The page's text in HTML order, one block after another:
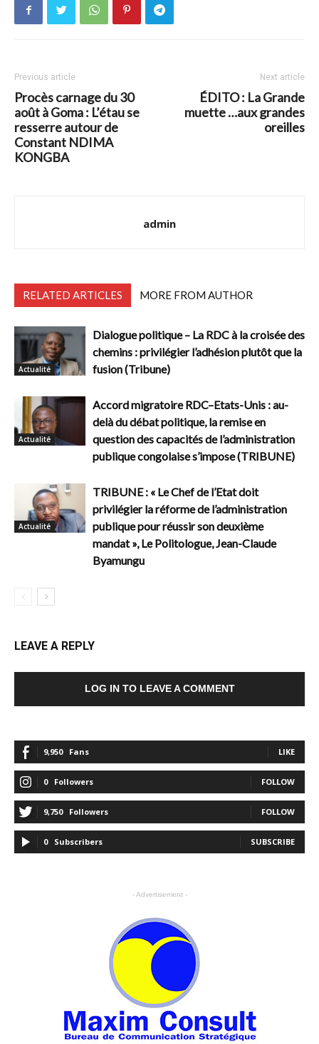
Previous article
Procès carnage du 30
août à Goma : L’étau se
resserre autour de
Constant NDIMA
KONGBA
Next article
ÉDITO : La Grande
muette …aux grandes
oreilles
admin
RELATED ARTICLES MORE FROM AUTHOR
Actualité
Dialogue politique – La RDC à la croisée des
chemins : privilégier l’adhésion plutôt que la
fusion (Tribune)
Actualité
Accord migratoire RDC–Etats-Unis : au-
delà du débat politique, la remise en
question des capacités de l’administration
publique congolaise s’impose (TRIBUNE)
Actualité
TRIBUNE : « Le Chef de l’Etat doit
privilégier la réforme de l’administration
publique pour réussir son deuxième
mandat », Le Politologue, Jean-Claude
Byamungu
LEAVE A REPLY
LOG IN TO LEAVE A COMMENT
9,950 Fans LIKE
0 Followers FOLLOW
9,750 Followers FOLLOW
0 Subscribers SUBSCRIBE
- Advertisement -